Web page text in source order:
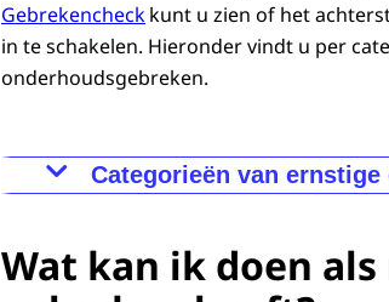
Heeft u schade door
het volgende doen:
Komt u er niet uit met uw
Schadevergoeding
Gebrekencheckkunt u zien of het
in te schakelen. Hieronder vindt u per
onderhoudsgebreken.
Categorieën van ernstige
geen wc, bad, douche,
Wat kan ik doen